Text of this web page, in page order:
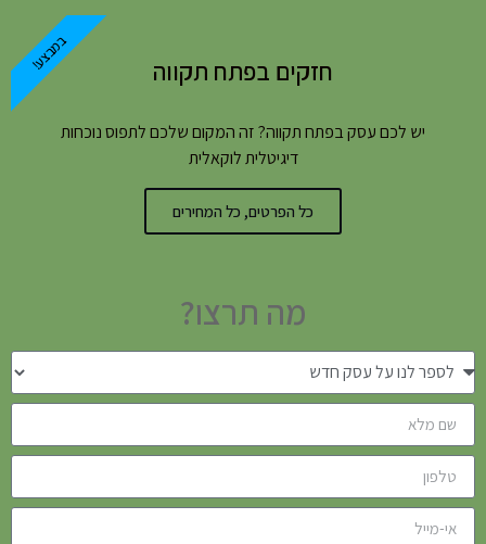
חזקים בפתח תקווה
יש לכם עסק בפתח תקווה? זה המקום שלכם לתפוס נוכחות
דיגיטלית לוקאלית
כל הפרטים, כל המחירים
במבצע!
מה תרצו?